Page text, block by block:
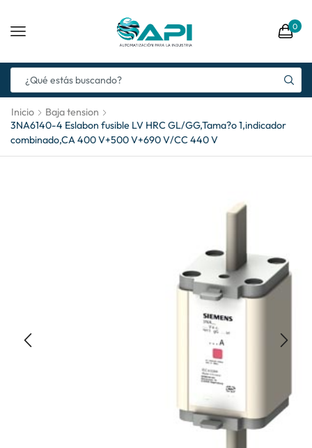
0
Inicio
Baja tension
3NA6140-4 Eslabon fusible LV HRC GL/GG,Tama?o 1,indicador
combinado,CA 400 V+500 V+690 V/CC 440 V